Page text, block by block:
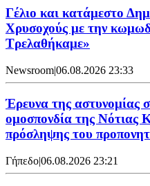
Γέλιο και κατάμεστο
Χρυσοχούς με την
Τρελαθήκαμε»
Newsroom|06.08.2026 23:33
Έρευνα της αστυνομίας
ομοσπονδία της Νότιας
πρόσληψης του
Γήπεδο|06.08.2026 23:21